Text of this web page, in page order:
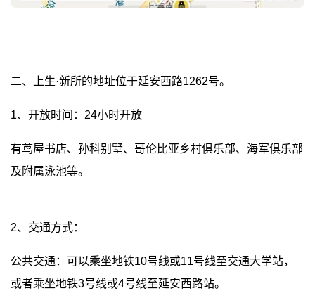
二、上生·新所的地址位于延安西路1262号。
1、开放时间：24小时开放
有茑屋书店、孙科别墅、哥伦比亚乡村俱乐部、海军俱乐部
及附属泳池等。
2、交通方式：
公共交通：可以乘坐地铁10号线或11号线至交通大学站，
或者乘坐地铁3号线或4号线至延安西路站。